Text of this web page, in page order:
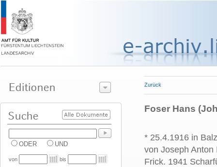
ODER UND
von bis
Zurück
Foser Hans
* 25.4.1916 in
von Joseph
Frick. 1941